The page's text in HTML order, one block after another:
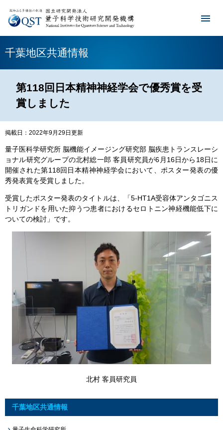
千葉地区共通情報
第118回日本精神神経学会で優秀賞を受
賞しました
掲載日：2022年9月29日更新
量子医科学研究所 脳機能イメージング研究部 脳疾患トランスレーシ
ョナル研究グループの北村総一郎 客員研究員が6月16日から18日に
開催された第118回日本精神神経学会において、ポスター発表の優
秀発表賞を受賞しました。
受賞したポスター発表のタイトルは、「5-HT1A受容体アンタゴニス
トリガンドを用いた抑うつ患者におけるセロトニン神経機能低下に
ついての検討」です。
北村 客員研究員
千葉地区共通情報